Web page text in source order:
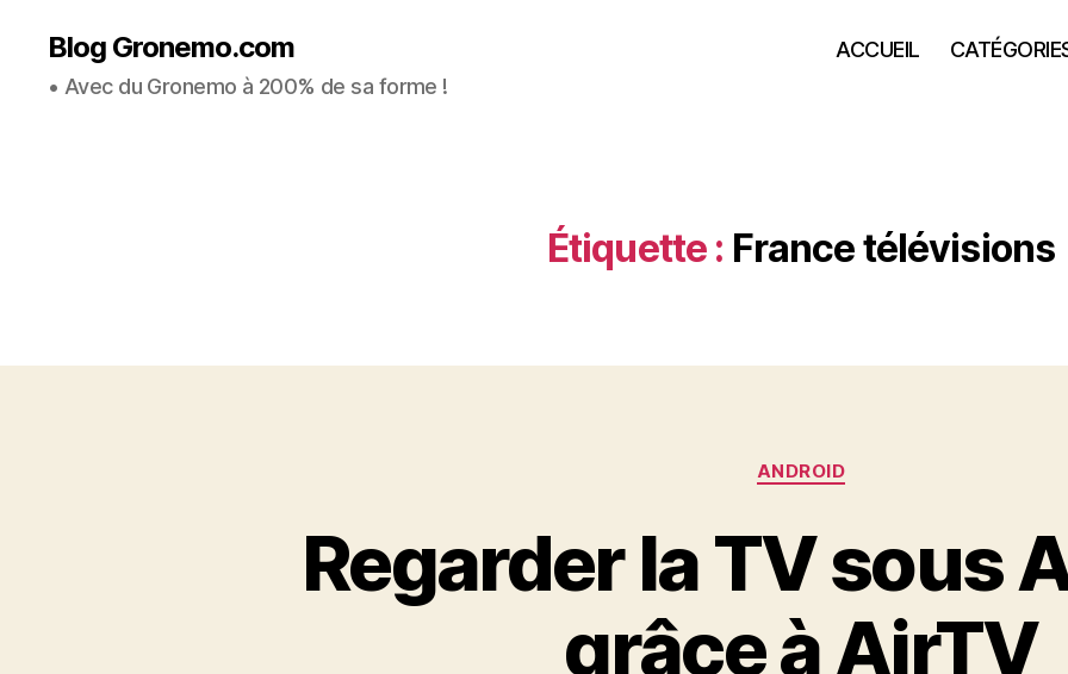
Blog Gronemo.com
• Avec du Gronemo à 200% de sa forme !
ACCUEIL
Étiquette : France télévisions
Catégories
ANDROID
Regarder la TV sous
grâce à AirTV